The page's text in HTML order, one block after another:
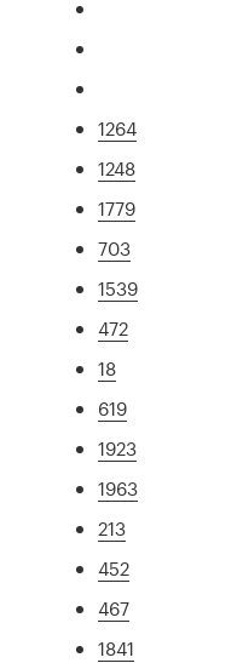
1264
1248
1779
703
1539
472
18
619
1923
1963
213
452
467
1841